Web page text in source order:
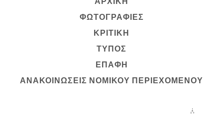
ΦΩΤΟΓΡΑΦΊΕΣ
ΚΡΙΤΙΚΉ
ΤΎΠΟΣ
ΕΠΑΦΉ
ΑΝΑΚΟΙΝΏΣΕΙΣ ΝΟΜΙΚΟΎ ΠΕΡΙΕΧΟΜΈΝΟΥ